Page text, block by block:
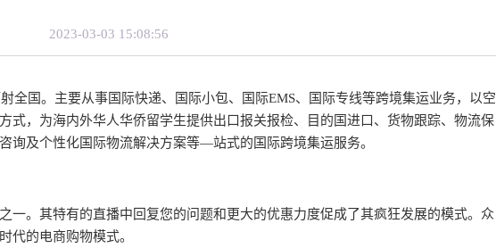
2023-03-03 15:08:56
全国。主要从事国际快递、国际小包、国际EMS、国际专线等跨境集运业务，以空
式，为海内外华人华侨留学生提供出口报关报检、目的国进口、货物跟踪、物流保
询及个性化国际物流解决方案等—站式的国际跨境集运服务。
一。其特有的直播中回复您的问题和更大的优惠力度促成了其疯狂发展的模式。众
代的电商购物模式。